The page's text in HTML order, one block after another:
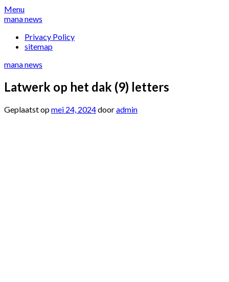
Overslaan
naar
Menu
mana news
Privacy Policy
sitemap
mana news
Latwerk op het dak (9) letters
Geplaatst opmei 24, 2024dooradmin